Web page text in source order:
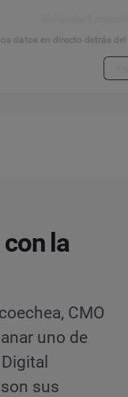
datos en directo detrás
la
CMO
uno de
sus